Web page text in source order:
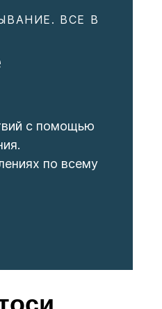
ВСЕ В
с помощью
по всему